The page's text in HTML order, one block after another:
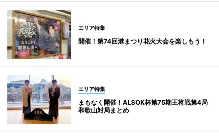
エリア特集
開催！第74回港まつり花火大会を楽しもう！
エリア特集
まもなく開催！ALSOK杯第75期王将戦第4局
和歌山対局まとめ